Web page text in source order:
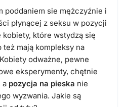
poddaniem sie mężczyźnie i
płynącej z seksu w pozycji
kobiety, które wstydzą się
mają kompleksy na
odważne, pewne
eksperymenty, chętnie
a pozycja na pieska nie
wyzwania. Jakie są